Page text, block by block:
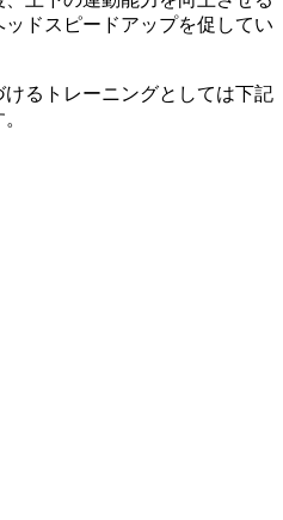
ドスピードアップを促してい
るトレーニングとしては下記